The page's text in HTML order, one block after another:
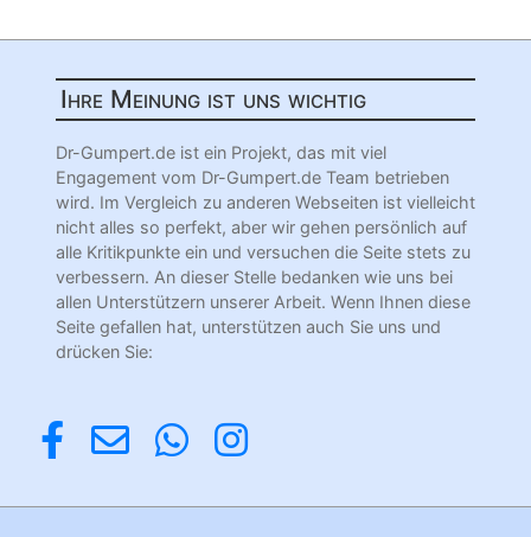
Ihre Meinung ist uns wichtig
Dr-Gumpert.de ist ein Projekt, das mit viel
Engagement vom Dr-Gumpert.de Team betrieben
wird. Im Vergleich zu anderen Webseiten ist vielleicht
nicht alles so perfekt, aber wir gehen persönlich auf
alle Kritikpunkte ein und versuchen die Seite stets zu
verbessern. An dieser Stelle bedanken wie uns bei
allen Unterstützern unserer Arbeit. Wenn Ihnen diese
Seite gefallen hat, unterstützen auch Sie uns und
drücken Sie: